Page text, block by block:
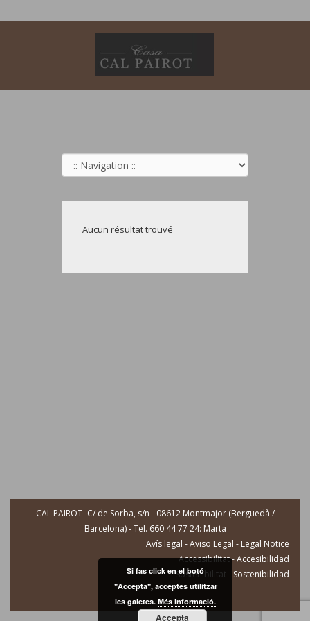
Aucun résultat trouvé
CAL PAIROT- C/ de Sorba, s/n - 08612 Montmajor (Berguedà /
Barcelona) - Tel. 660 44 77 24: Marta
Avís legal - Aviso Legal - Legal Notice
Accessibilitat - Accesibilidad
Sostenibilitat - Sostenibilidad
Si fas click en el botó
"Accepta", acceptes utilitzar
les galetes. Més informació.
Accepta